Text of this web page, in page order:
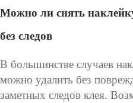
Можно ли снять
без следов
В большинстве случаев
можно удалить без
заметных следов клея.